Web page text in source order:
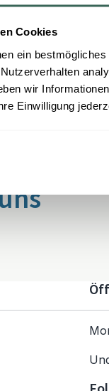
Cookies
ein
wir
Einwilligung